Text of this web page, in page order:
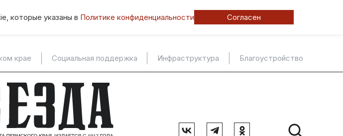
которые указаны в Политике конфиденциальности Согласен
крае Социальная поддержка Инфраструктура Благоустройство